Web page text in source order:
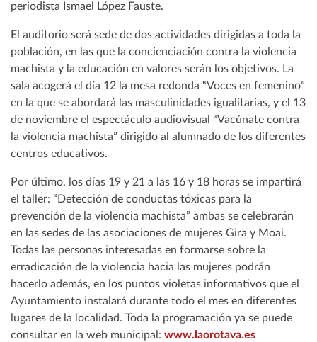
periodista Ismael López Fauste.
El auditorio será sede de dos actividades dirigidas a toda la
población, en las que la concienciación contra la violencia
machista y la educación en valores serán los objetivos. La
sala acogerá el día 12 la mesa redonda “Voces en femenino”
en la que se abordará las masculinidades igualitarias, y el 13
de noviembre el espectáculo audiovisual “Vacúnate contra
la violencia machista” dirigido al alumnado de los diferentes
centros educativos.
Por último, los días 19 y 21 a las 16 y 18 horas se impartirá
el taller: “Detección de conductas tóxicas para la
prevención de la violencia machista” ambas se celebrarán
en las sedes de las asociaciones de mujeres Gira y Moai.
Todas las personas interesadas en formarse sobre la
erradicación de la violencia hacia las mujeres podrán
hacerlo además, en los puntos violetas informativos que el
Ayuntamiento instalará durante todo el mes en diferentes
lugares de la localidad. Toda la programación ya se puede
consultar en la web municipal: www.laorotava.es